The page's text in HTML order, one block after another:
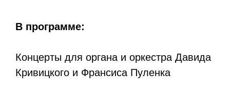
В программе:
Концерты для органа и оркестра Давида
Кривицкого и Франсиса Пуленка